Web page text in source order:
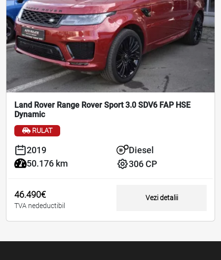
Land Rover Range Rover Sport 3.0 SDV6 FAP HSE
Dynamic
RULAT
2019
50.176 km
Diesel
306 CP
46.490€
TVA nedeductibil
Vezi detalii